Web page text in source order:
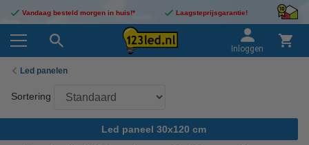
Vandaag besteld morgen in huis!* Laagsteprijsgarantie!
Inloggen
Led panelen
Sortering
Led paneel 30x120 cm